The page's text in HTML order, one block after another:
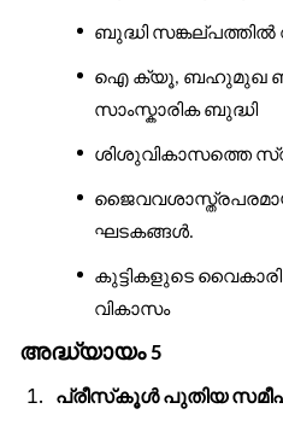
ബുദ്ധി സങ്കല്പത്തിൽ
ഐ ക്യൂ, ബഹുമുഖ
സാംസ്കാരിക ബുദ്ധി
ശിശുവികാസത്തെ
ഘടകങ്ങൾ.
കുട്ടികളുടെ
വികാസം
അദ്ധ്യായം5
പ്രീസ്കൂൾ പുതിയ